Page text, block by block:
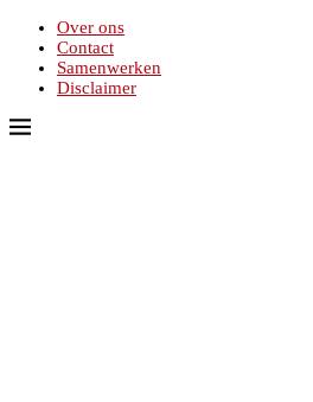
Over ons
Contact
Samenwerken
Disclaimer